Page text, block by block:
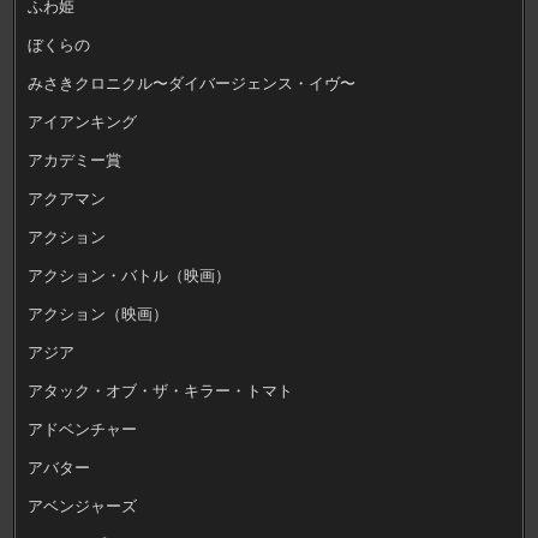
ふわ姫
ぼくらの
みさきクロニクル〜ダイバージェンス・イヴ〜
アイアンキング
アカデミー賞
アクアマン
アクション
アクション・バトル（映画）
アクション（映画）
アジア
アタック・オブ・ザ・キラー・トマト
アドベンチャー
アバター
アベンジャーズ